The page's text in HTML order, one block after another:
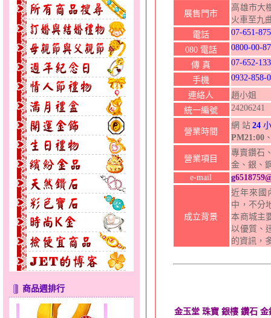
商品週排行
展售門市
高雄市大
火車至九
電話
07-651-
080 電話
0800-00-
傳 真
07-652-
手機
0932-858-
連絡人
趙小姐
統一編號
24206241
營業時間
網站24
PM21:00
營業項目
專賣鑽石
金、銀、
e-mail
g
成立背景
近年來國
中，不分
本商城主
以優質、
的資訊，
金玉堂 珠寶 銀樓 鑽石